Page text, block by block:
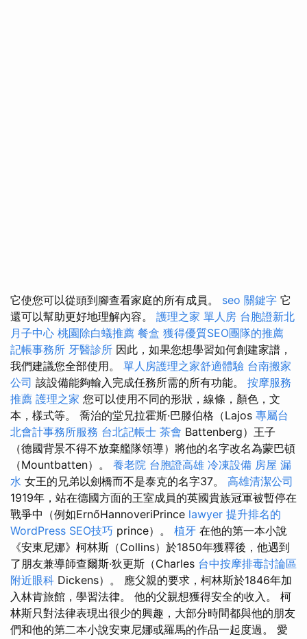
它使您可以從頭到腳查看家庭的所有成員。 seo 關鍵字 它
還可以幫助更好地理解內容。 護理之家 單人房 台胞證新北
月子中心 桃園除白蟻推薦 餐盒 獲得優質SEO團隊的推薦
記帳事務所 牙醫診所 因此，如果您想學習如何創建家譜，
我們建議您全部使用。 單人房護理之家舒適體驗 台南搬家
公司 該設備能夠輸入完成任務所需的所有功能。 按摩服務
推薦 護理之家 您可以使用不同的形狀，線條，顏色，文
本，樣式等。 喬治的堂兄拉霍斯·巴滕伯格（Lajos 專屬台
北會計事務所服務 台北記帳士 茶會 Battenberg）王子
（德國背景不得不放棄艦隊領導）將他的名字改名為蒙巴頓
（Mountbatten）。 養老院 台胞證高雄 冷凍設備 房屋 漏
水 女王的兄弟以劍橋而不是泰克的名字37。 高雄清潔公司
1919年，站在德國方面的王室成員的英國貴族冠軍被暫停在
戰爭中（例如ErnőHannoveriPrince lawyer 提升排名的
WordPress SEO技巧 prince）。 植牙 在他的第一本小說
《安東尼娜》柯林斯（Collins）於1850年獲釋後，他遇到
了朋友兼導師查爾斯·狄更斯（Charles 台中按摩排毒討論區
附近眼科 Dickens）。 應父親的要求，柯林斯於1846年加
入林肯旅館，學習法律。 他的父親想獲得安全的收入。 柯
林斯只對法律表現出很少的興趣，大部分時間都與他的朋友
們和他的第二本小說安東尼娜或羅馬的作品一起度過。 愛